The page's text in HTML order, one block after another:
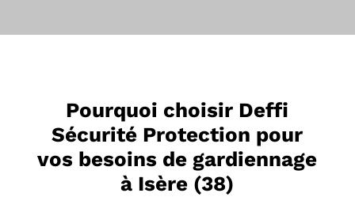
Pourquoi choisir Deffi
Sécurité Protection pour
vos besoins de gardiennage
à Isère (38)